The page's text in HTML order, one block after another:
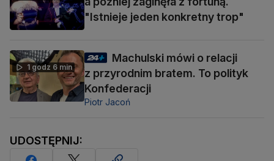
"Istnieje jeden konkretny trop"
1 godz 6 min
Machulski mówi o relacji
z przyrodnim bratem. To polityk
Konfederacji
Piotr Jacoń
UDOSTĘPNIJ: